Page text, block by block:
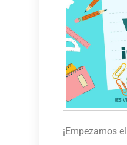
¡Empezamos